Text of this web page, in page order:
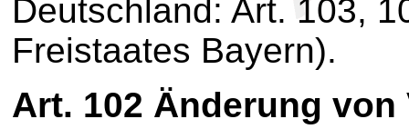
Deutschland: Art. 103,
Freistaates Bayern).
Art. 102 Änderung von